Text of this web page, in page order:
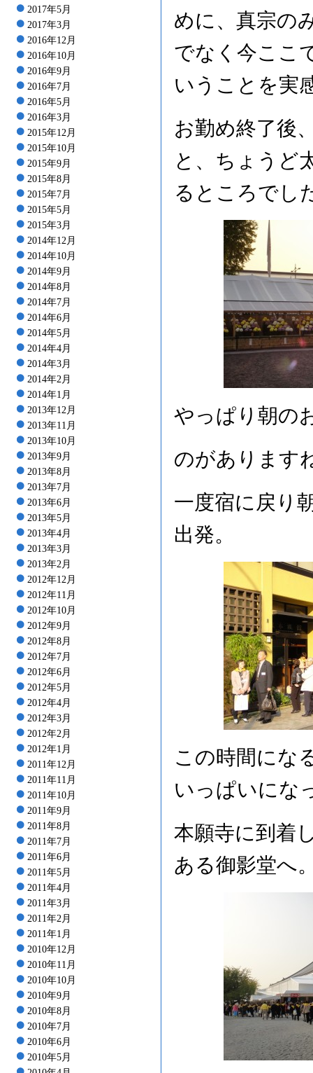
2017年5月
2017年3月
2016年12月
2016年10月
2016年9月
2016年7月
2016年5月
2016年3月
2015年12月
2015年10月
2015年9月
2015年8月
2015年7月
2015年5月
2015年3月
2014年12月
2014年10月
2014年9月
2014年8月
2014年7月
2014年6月
2014年5月
2014年4月
2014年3月
2014年2月
2014年1月
2013年12月
2013年11月
2013年10月
2013年9月
2013年8月
2013年7月
2013年6月
2013年5月
2013年4月
2013年3月
2013年2月
2012年12月
2012年11月
2012年10月
2012年9月
2012年8月
2012年7月
2012年6月
2012年5月
2012年4月
2012年3月
2012年2月
2012年1月
2011年12月
2011年11月
2011年10月
2011年9月
2011年8月
2011年7月
2011年6月
2011年5月
2011年4月
2011年3月
2011年2月
2011年1月
2010年12月
2010年11月
2010年10月
2010年9月
2010年8月
2010年7月
2010年6月
2010年5月
めに、真宗の
でなく今ここ
いうことを実
お勤め終了後
と、ちょうど
るところでし
やっぱり朝の
のがあります
一度宿に戻り
出発。
この時間にな
いっぱいにな
本願寺に到着
ある御影堂へ